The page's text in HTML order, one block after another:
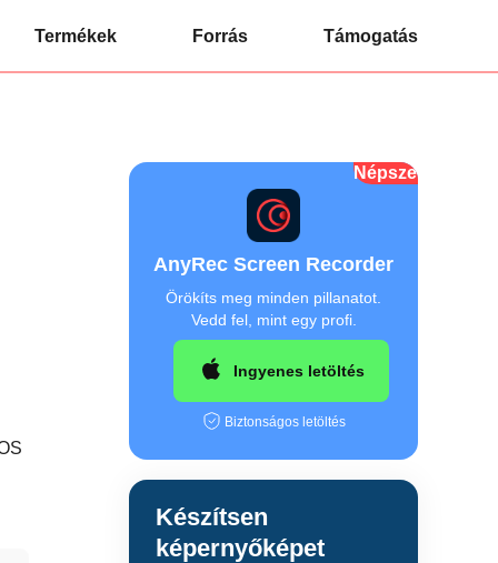
Termékek Forrás Támogatás
Népszerű
AnyRec Screen Recorder
Örökíts meg minden pillanatot.
Vedd fel, mint egy profi.
Ingyenes letöltés
Biztonságos letöltés
Készítsen
képernyőképet